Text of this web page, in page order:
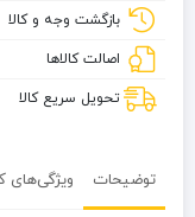
بازگشت وجه و کالا
اصالت کالاها
تحویل سریع کالا
توضیحات ویژگی‌های